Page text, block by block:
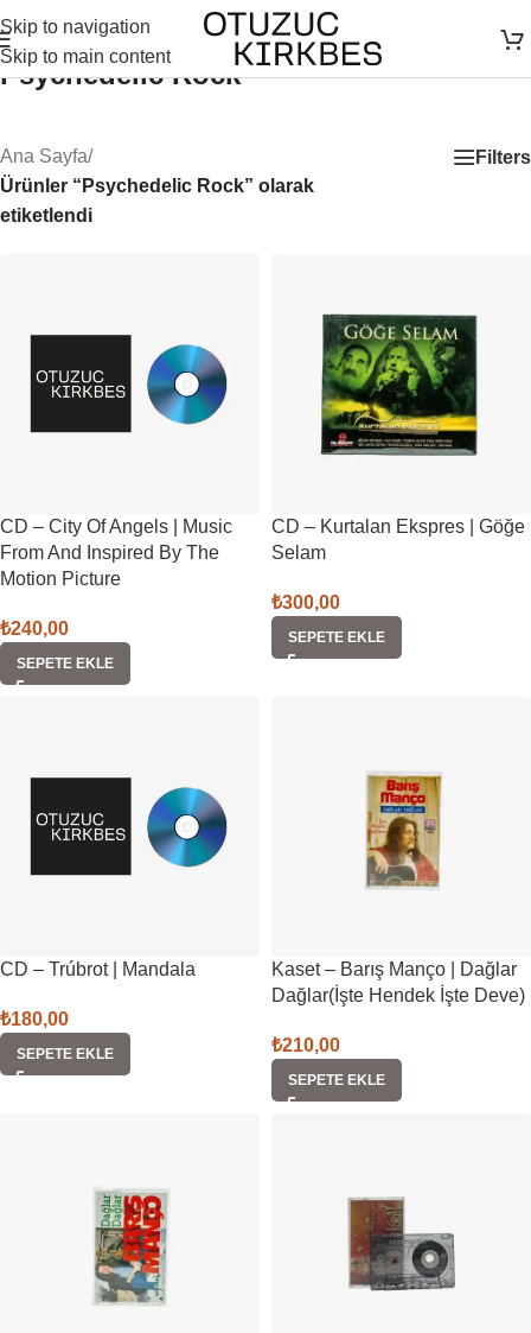
Skip to navigation
Skip to main content
Psychedelic Rock
Ana Sayfa/
Ürünler “Psychedelic Rock” olarak
etiketlendi
Filters
CD – City Of Angels | Music
From And Inspired By The
Motion Picture
₺240,00
SEPETE EKLE
CD – Kurtalan Ekspres | Göğe
Selam
₺300,00
SEPETE EKLE
CD – Trúbrot | Mandala
₺180,00
SEPETE EKLE
Kaset – Barış Manço | Dağlar
Dağlar(İşte Hendek İşte Deve)
₺210,00
SEPETE EKLE